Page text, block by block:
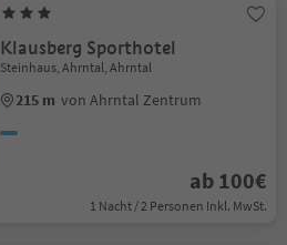
Klausberg Sporthotel
Steinhaus, Ahrntal, Ahrntal
215 m von Ahrntal Zentrum
ab 100€
1 Nacht / 2 Personen Inkl. MwSt.